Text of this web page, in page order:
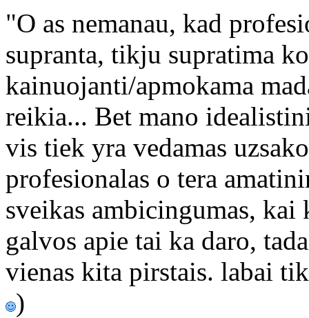
"O as nemanau, kad
supranta, tikju supratima
kainuojanti/apmokama
reikia... Bet mano
vis tiek yra vedamas
profesionalas o tera
sveikas ambicingumas, kai
galvos apie tai ka daro,
vienas kita pirstais. labai
)